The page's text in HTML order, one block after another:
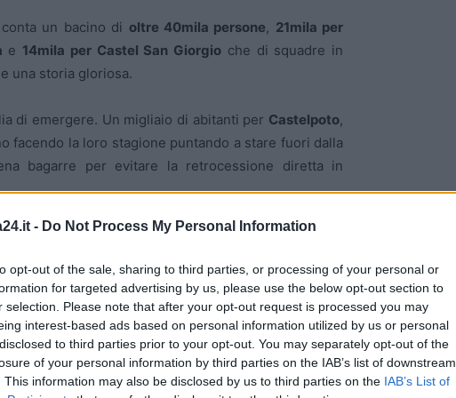
- Do Not Process My Personal Information
opt-out of the sale, sharing to third parties, or processing of your personal or
for targeted advertising by us, please use the below opt-out section to
selection. Please note that after your opt-out request is processed you may
interest-based ads based on personal information utilized by us or personal
to third parties prior to your opt-out. You may separately opt-out of the
of your personal information by third parties on the IAB’s list of downstream
This information may also be disclosed by us to third parties on the IAB’s List of
un bacino di oltre 40mila persone, 21mila per
e 14mila per Castel San Giorgio che di squadre in
una storia gloriosa.
di emergere. Un migliaio di abitanti per Castelpoto,
facendo la loro stagione puntando a stare fuori dalla
bagarre per evitare la retrocessione diretta in
tra i Pro, sta viaggiano a mille ed è padrone del
si deve. La forza delle idee e dell’entusiasmo, la
possono rappresentare lo slancio giusto per
dell’Usd Apice Calcio